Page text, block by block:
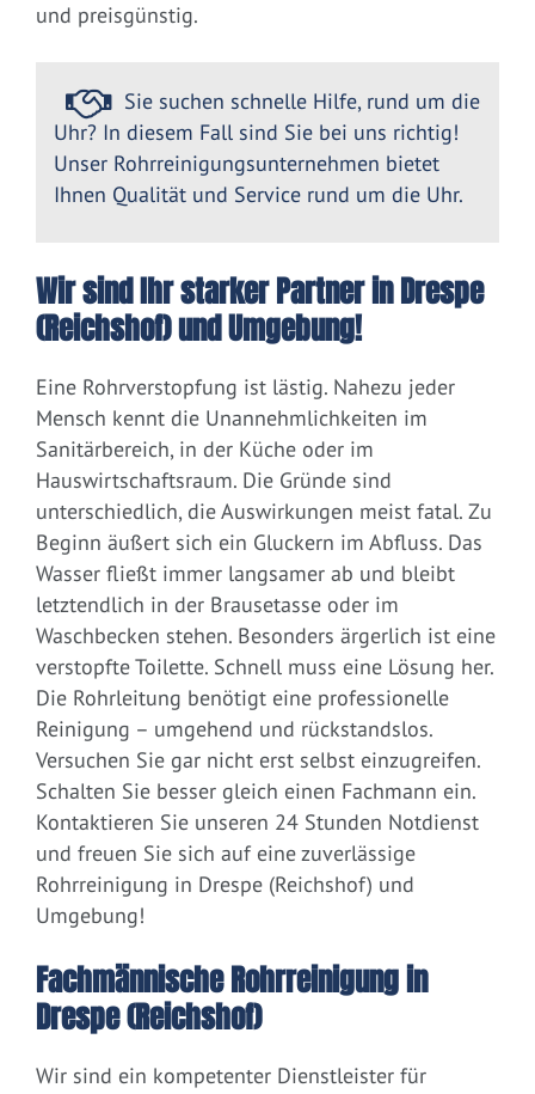
und preisgünstig.
Sie suchen schnelle Hilfe, rund um die
Uhr? In diesem Fall sind Sie bei uns richtig!
Unser Rohrreinigungsunternehmen bietet
Ihnen Qualität und Service rund um die Uhr.
Wir sind Ihr starker Partner in Drespe
(Reichshof) und Umgebung!
Eine Rohrverstopfung ist lästig. Nahezu jeder
Mensch kennt die Unannehmlichkeiten im
Sanitärbereich, in der Küche oder im
Hauswirtschaftsraum. Die Gründe sind
unterschiedlich, die Auswirkungen meist fatal. Zu
Beginn äußert sich ein Gluckern im Abfluss. Das
Wasser fließt immer langsamer ab und bleibt
letztendlich in der Brausetasse oder im
Waschbecken stehen. Besonders ärgerlich ist eine
verstopfte Toilette. Schnell muss eine Lösung her.
Die Rohrleitung benötigt eine professionelle
Reinigung – umgehend und rückstandslos.
Versuchen Sie gar nicht erst selbst einzugreifen.
Schalten Sie besser gleich einen Fachmann ein.
Kontaktieren Sie unseren 24 Stunden Notdienst
und freuen Sie sich auf eine zuverlässige
Rohrreinigung in Drespe (Reichshof) und
Umgebung!
Fachmännische Rohrreinigung in
Drespe (Reichshof)
Wir sind ein kompetenter Dienstleister für